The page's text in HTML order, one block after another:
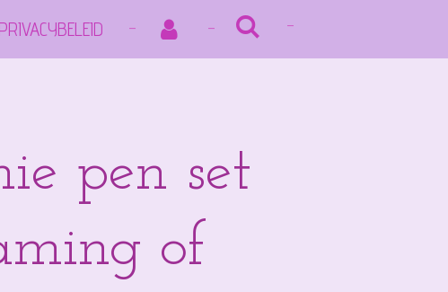
PRIVACYBELEID
pen set
of